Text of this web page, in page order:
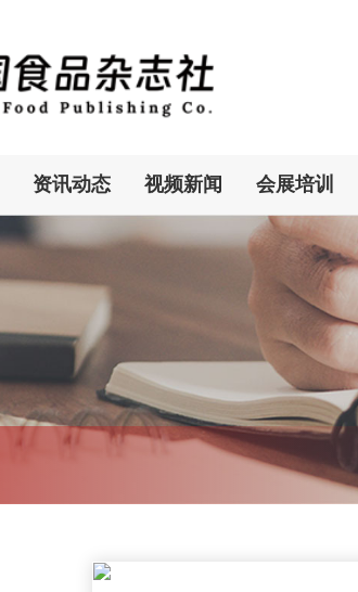
资讯动态 视频新闻 会展培训